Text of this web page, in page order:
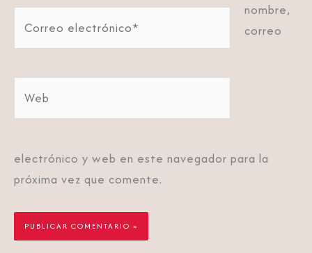
electrónico*
nombre,
correo
electrónico y web en este navegador para la
próxima vez que comente.